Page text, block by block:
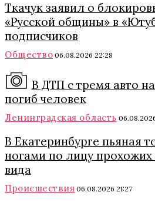
Ткачук заявил о
«Русской общины» в
подписчиков
Общество 06.08.2026 22:28
В ДТП с тремя авто
погиб человек
Ленинградская область
В Екатеринбурге пьяная
ногами по лицу прохожих
вида
Происшествия 06.08.2026 21:27